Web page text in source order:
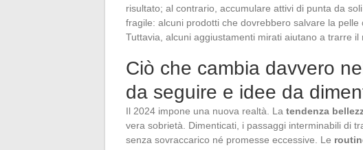
risultato; al contrario, accumulare attivi di punta da
fragile: alcuni prodotti che dovrebbero salvare la pelle
Tuttavia, alcuni aggiustamenti mirati aiutano a trarre il
Ciò che cambia davvero
da seguire e idee da
Il 2024 impone una nuova realtà. La tendenza
vera sobrietà. Dimenticati, i passaggi interminabili di
senza sovraccarico né promesse eccessive. Le